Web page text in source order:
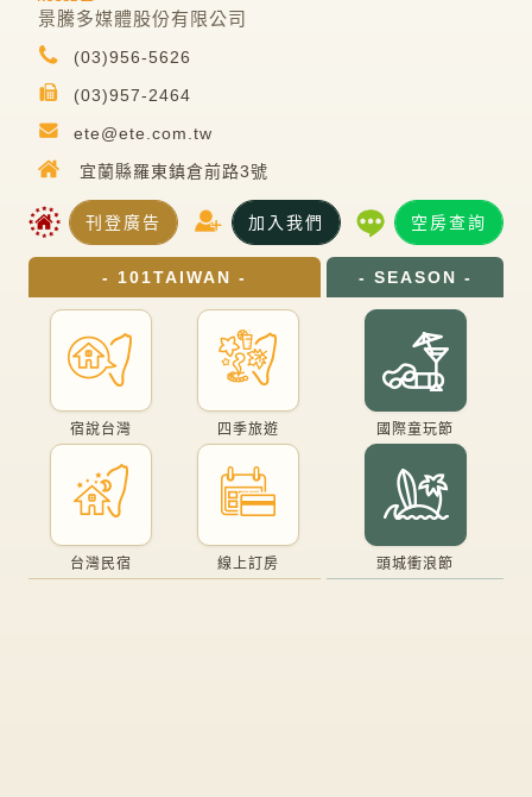
景騰多媒體股份有限公司
(03)956-5626
(03)957-2464
ete@ete.com.tw
宜蘭縣羅東鎮倉前路3號
刊登廣告 加入我們 空房查詢
- 101TAIWAN -
宿說台灣 四季旅遊
台灣民宿 線上訂房
- SEASON -
國際童玩節
頭城衝浪節